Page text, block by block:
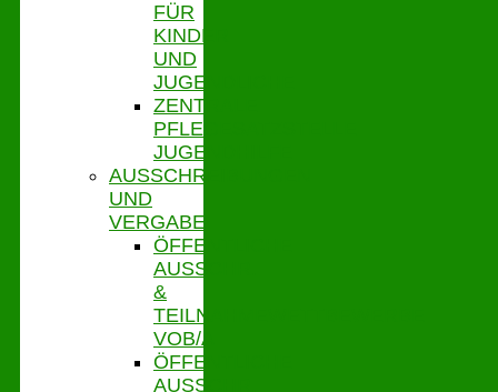
FÜR
KINDER
UND
JUGENDLICHE
ZENTRALE
PFLEGESATZSTELLE
JUGENDHILFE
AUSSCHREIBUNGEN
UND
VERGABE
ÖFFENTLICHE
AUSSCHR.
&
TEILNAHMEWETTBEWERBE
VOB/A
ÖFFENTLICHE
AUSSCHR.